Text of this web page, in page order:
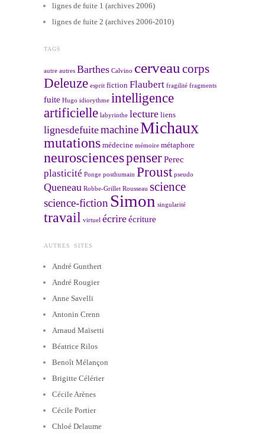
lignes de fuite 1 (archives 2006)
lignes de fuite 2 (archives 2006-2010)
TAGS
autre autres Barthes Calvino cerveau corps
Deleuze esprit fiction Flaubert fragilité fragments
fuite Hugo idiorythme intelligence
artificielle labyrinthe lecture liens
lignesdefuitemachineMichaux
mutations médecine mémoire métaphore
neurosciencespenserPerec
plasticité Ponge posthumain Proust pseudo
Queneau Robbe-Grillet Rousseau science
science-fiction Simon singularité
travail virtuel écrireécriture
AUTRES SITES
André Gunthert
André Rougier
Anne Savelli
Antonin Crenn
Arnaud Maïsetti
Béatrice Rilos
Benoît Mélançon
Brigitte Célérier
Cécile Arènes
Cécile Portier
Chloé Delaume